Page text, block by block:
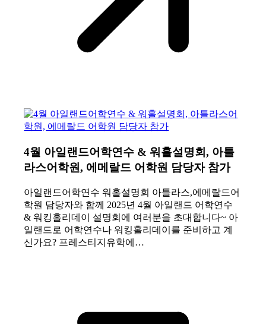
4월 아일랜드어학연수 & 워홀설명회, 아틀
라스어학원, 에메랄드 어학원 담당자 참가
아일랜드어학연수 워홀설명회 아틀라스,에메랄드어
학원 담당자와 함께 2025년 4월 아일랜드 어학연수
& 워킹홀리데이 설명회에 여러분을 초대합니다~ 아
일랜드로 어학연수나 워킹홀리데이를 준비하고 계
신가요? 프레스티지유학에…